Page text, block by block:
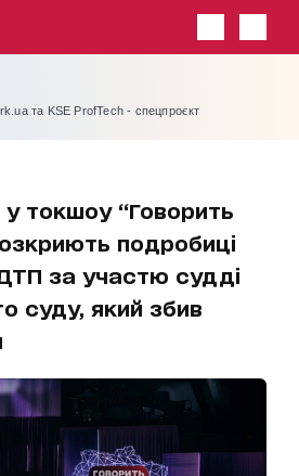
та KSE ProfTech - спецпроєкт
токшоу “Говорить
подробиці
за участю судді
суду, який збив